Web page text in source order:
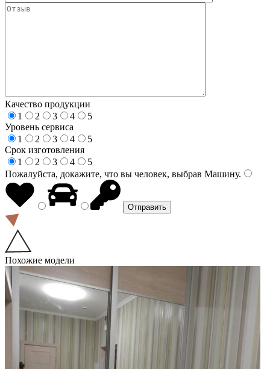
Качество продукции
1
2 3 4
5
Уровень сервиса
1
2 3 4
5
Срок изготовления
1
2 3 4
5
Пожалуйста, докажите, что вы человек, выбрав Машину.
Похожие модели